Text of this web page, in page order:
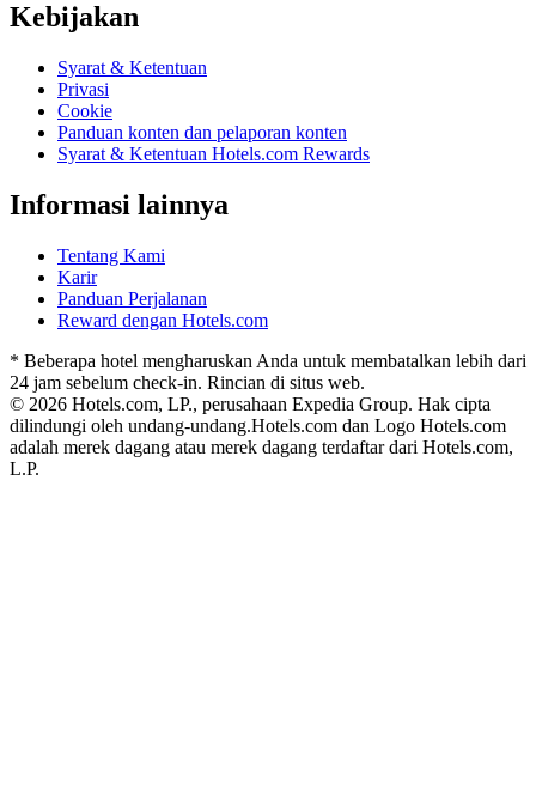
Kebijakan
Syarat & Ketentuan
Privasi
Cookie
Panduan konten dan pelaporan konten
Syarat & Ketentuan Hotels.com Rewards
Informasi lainnya
Tentang Kami
Karir
Panduan Perjalanan
Reward dengan Hotels.com
* Beberapa hotel mengharuskan Anda untuk membatalkan lebih dari
24 jam sebelum check-in. Rincian di situs web.
© 2026 Hotels.com, LP., perusahaan Expedia Group. Hak cipta
dilindungi oleh undang-undang.Hotels.com dan Logo Hotels.com
adalah merek dagang atau merek dagang terdaftar dari Hotels.com,
L.P.